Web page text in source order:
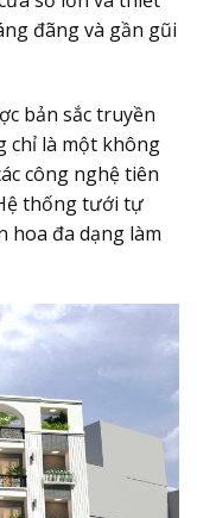
đãng và gần gũi
bản sắc truyền
chỉ là một không
công nghệ tiên
thống tưới tự
hoa đa dạng làm